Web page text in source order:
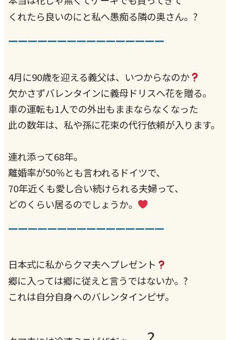
くれたら良いのにと私へ愚痴る隣の奥さん。 ?
4月に90歳を迎える義父は、いつからなのか
欠かさずバレンタインに義母ドリスへ花を贈る。
車の運転も1人での外出もままならなくなった
此の数年は、私や孫に花束の代行依頼が入ります。
連れ添って68年。
離婚率が50％とも言われるドイツで、
70年近くも愛し合い続けられる夫婦って、
どのくらい居るのでしょうか。
日本式に私からクマ夫へプレゼント
郷に入っては郷に従えと言うではないか。 ?
これは自分自身へのバレンタインピザ。